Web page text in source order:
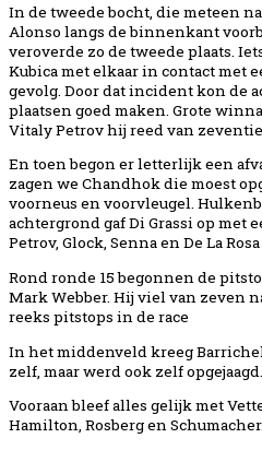
In de tweede bocht, die meteen
Alonso langs de binnenkant
veroverde zo de tweede plaats.
Kubica met elkaar in contact met
gevolg. Door dat incident kon de
plaatsen goed maken. Grote
Vitaly Petrov hij reed van
En toen begon er letterlijk een
zagen we Chandhok die moest
voorneus en voorvleugel.
achtergrond gaf Di Grassi op met
Petrov, Glock, Senna en De La
Rond ronde 15 begonnen de
Mark Webber. Hij viel van zeven
reeks pitstops in de race
In het middenveld kreeg
zelf, maar werd ook zelf opgejaagd.
Vooraan bleef alles gelijk met
Hamilton, Rosberg en Schumacher.